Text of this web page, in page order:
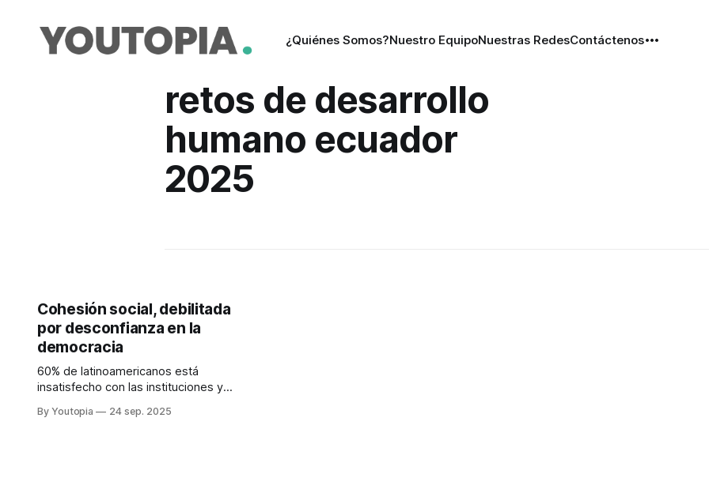
¿Quiénes Somos?Nuestro EquipoNuestras RedesContáctenos
retos de desarrollo
humano ecuador
2025
Cohesión social, debilitada
por desconfianza en la
democracia
60% de latinoamericanos está
insatisfecho con las instituciones y
Informe 2025 de Desarrollo Humano
By Youtopia 24 sep. 2025